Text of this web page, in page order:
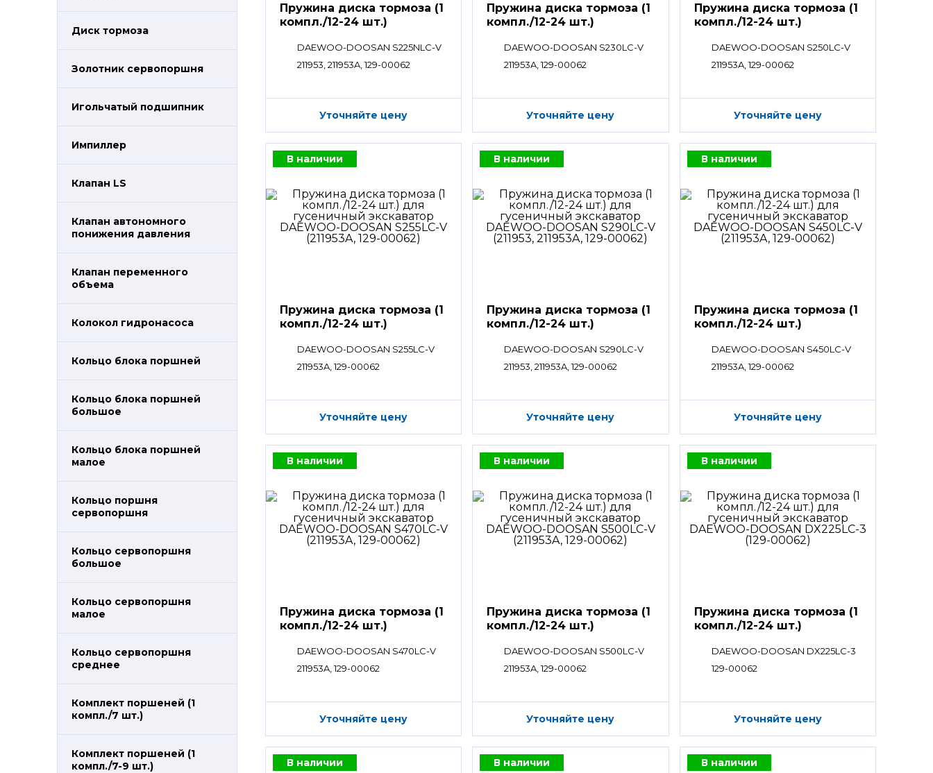
Диск тормоза
Золотник сервопоршня
Игольчатый подшипник
Импиллер
Клапан LS
Клапан автономного
понижения давления
Клапан переменного
объема
Колокол гидронасоса
Кольцо блока поршней
Кольцо блока поршней
большое
Кольцо блока поршней
малое
Кольцо поршня
сервопоршня
Кольцо сервопоршня
большое
Кольцо сервопоршня
малое
Кольцо сервопоршня
среднее
Комплект поршеней (1
компл./7 шт.)
Комплект поршеней (1
компл./7-9 шт.)
Пружина диска тормоза (1
компл./12-24 шт.)
DAEWOO-DOOSAN S225NLC-V
211953, 211953A, 129-00062
Уточняйте цену
Пружина диска тормоза (1
компл./12-24 шт.)
DAEWOO-DOOSAN S230LC-V
211953A, 129-00062
Уточняйте цену
Пружина диска тормоза (1
компл./12-24 шт.)
DAEWOO-DOOSAN S250LC-V
211953A, 129-00062
Уточняйте цену
В наличии
Пружина диска тормоза (1
компл./12-24 шт.)
DAEWOO-DOOSAN S255LC-V
211953A, 129-00062
Уточняйте цену
В наличии
Пружина диска тормоза (1
компл./12-24 шт.)
DAEWOO-DOOSAN S290LC-V
211953, 211953A, 129-00062
Уточняйте цену
В наличии
Пружина диска тормоза (1
компл./12-24 шт.)
DAEWOO-DOOSAN S450LC-V
211953A, 129-00062
Уточняйте цену
В наличии
Пружина диска тормоза (1
компл./12-24 шт.)
DAEWOO-DOOSAN S470LC-V
211953A, 129-00062
Уточняйте цену
В наличии
Пружина диска тормоза (1
компл./12-24 шт.)
DAEWOO-DOOSAN S500LC-V
211953A, 129-00062
Уточняйте цену
В наличии
Пружина диска тормоза (1
компл./12-24 шт.)
DAEWOO-DOOSAN DX225LC-3
129-00062
Уточняйте цену
В наличии В наличии В наличии